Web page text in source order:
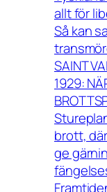
allt för
Så kan
SAINT
1929:
brott,
ge